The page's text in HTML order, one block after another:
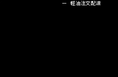
ー 軽油注文配達